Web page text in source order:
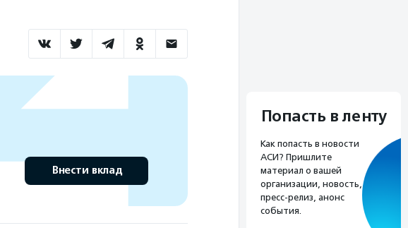
Внести вклад
Попасть в ленту
Как попасть в новости
АСИ? Пришлите
материал о вашей
организации, новость,
пресс-релиз, анонс
события.